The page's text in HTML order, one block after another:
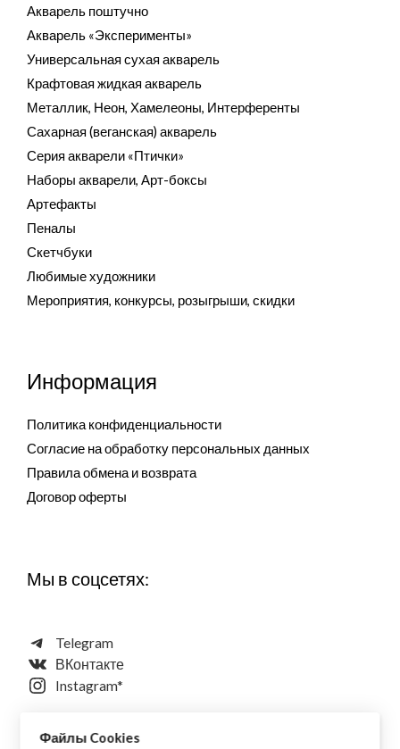
Акварель поштучно
Акварель «Эксперименты»
Универсальная сухая акварель
Крафтовая жидкая акварель
Металлик, Неон, Хамелеоны, Интерференты
Сахарная (веганская) акварель
Серия акварели «Птички»
Наборы акварели, Арт-боксы
Артефакты
Пеналы
Скетчбуки
Любимые художники
Мероприятия, конкурсы, розыгрыши, скидки
Информация
Политика конфиденциальности
Согласие на обработку персональных данных
Правила обмена и возврата
Договор оферты
Мы в соцсетях:
Telegram
ВКонтакте
Instagram*
Файлы Cookies